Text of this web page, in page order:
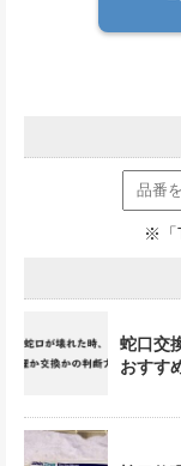
※「
蛇口交
おすす